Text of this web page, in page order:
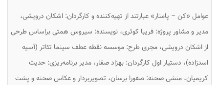
عوامل «کن – پامنار» عبارتند از تهیه‌کننده و کارگردان: اشکان درویشی،
مدیر و مشاور پروژه: فریبا کوثری، نویسنده: سیروس همتی براساس طرحی
از اشکان درویشی، مجری طرح: موسسه نقطه عطف سینما تئاتر (آسیه
اسدزاده)، دستیار اول کارگردان: بهزاد صفار، مدیر برنامه‌ریزی: حدیث
کریمیان، منشی صحنه: صفورا برسان، تصویربردار و عکاس صحنه و پشت